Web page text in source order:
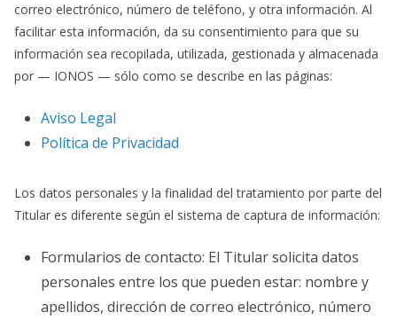
correo electrónico, número de teléfono, y otra información. Al
facilitar esta información, da su consentimiento para que su
información sea recopilada, utilizada, gestionada y almacenada
por — IONOS — sólo como se describe en las páginas:
Aviso Legal
Política de Privacidad
Los datos personales y la finalidad del tratamiento por parte del
Titular es diferente según el sistema de captura de información:
Formularios de contacto: El Titular solicita datos
personales entre los que pueden estar: nombre y
apellidos, dirección de correo electrónico, número